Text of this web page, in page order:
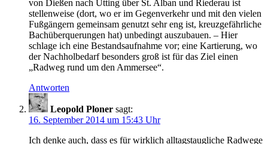
von Dießen nach Utting über St. Alban und Riederau ist
stellenweise (dort, wo er im Gegenverkehr und mit den vielen
Fußgängern gemeinsam genutzt sehr eng ist, kreuzgefährliche
Bachüberquerungen hat) unbedingt auszubauen. – Hier
schlage ich eine Bestandsaufnahme vor; eine Kartierung, wo
der Nachholbedarf besonders groß ist für das Ziel einen
„Radweg rund um den Ammersee“.
Antworten
Leopold Ploner sagt:
16. September 2014 um 15:43 Uhr
Ich denke auch, dass es für wirklich alltagstaugliche Radwege